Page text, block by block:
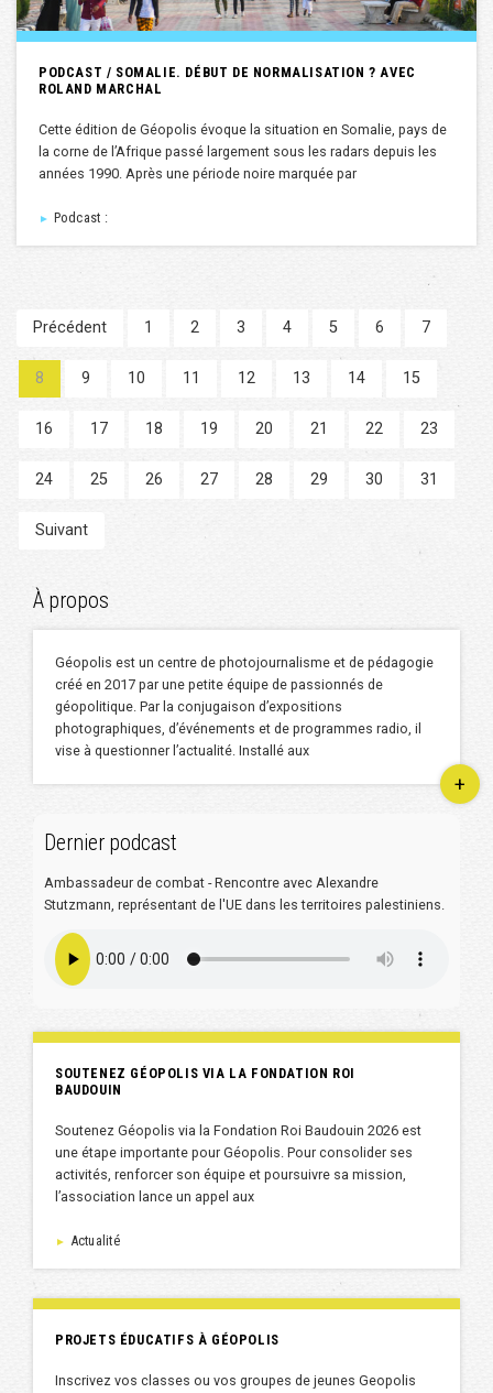
PODCAST / SOMALIE. DÉBUT DE NORMALISATION ? AVEC
ROLAND MARCHAL
Cette édition de Géopolis évoque la situation en Somalie, pays de
la corne de l’Afrique passé largement sous les radars depuis les
années 1990. Après une période noire marquée par
► Podcast :
Précédent 1 2 3 4 5 6 7
8 9 10 11 12 13 14 15
16 17 18 19 20 21 22 23
24 25 26 27 28 29 30 31
Suivant
À propos
Géopolis est un centre de photojournalisme et de pédagogie
créé en 2017 par une petite équipe de passionnés de
géopolitique. Par la conjugaison d’expositions
photographiques, d’événements et de programmes radio, il
vise à questionner l’actualité. Installé aux
+
Dernier podcast
Ambassadeur de combat - Rencontre avec Alexandre
Stutzmann, représentant de l'UE dans les territoires palestiniens.
SOUTENEZ GÉOPOLIS VIA LA FONDATION ROI
BAUDOUIN
Soutenez Géopolis via la Fondation Roi Baudouin 2026 est
une étape importante pour Géopolis. Pour consolider ses
activités, renforcer son équipe et poursuivre sa mission,
l’association lance un appel aux
► Actualité
PROJETS ÉDUCATIFS À GÉOPOLIS
Inscrivez vos classes ou vos groupes de jeunes Geopolis